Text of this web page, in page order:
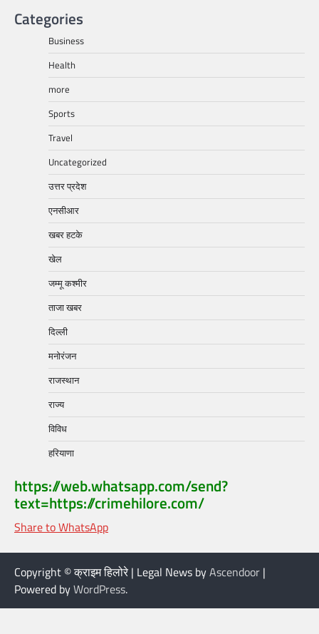
Categories
Business
Health
more
Sports
Travel
Uncategorized
उत्तर प्रदेश
एनसीआर
खबर हटके
खेल
जम्मू कश्मीर
ताजा खबर
दिल्ली
मनोरंजन
राजस्थान
राज्य
विविध
हरियाणा
https://web.whatsapp.com/send?
text=https://crimehilore.com/
Share to WhatsApp
Copyright © क्राइम हिलोरे | Legal News byAscendoor |
Powered byWordPress.